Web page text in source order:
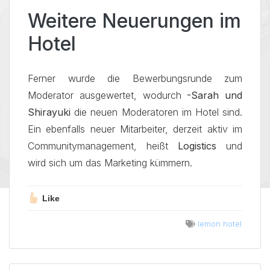
Weitere Neuerungen im
Hotel
Ferner wurde die Bewerbungsrunde zum
Moderator ausgewertet, wodurch -Sarah und
Shirayuki die neuen Moderatoren im Hotel sind.
Ein ebenfalls neuer Mitarbeiter, derzeit aktiv im
Communitymanagement, heißt Logistics und
wird sich um das Marketing kümmern.
Like
lemon hotel